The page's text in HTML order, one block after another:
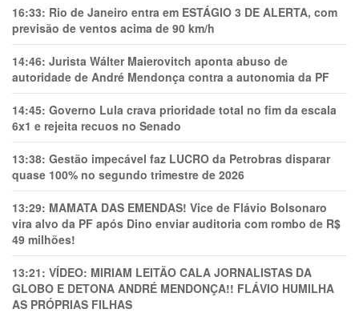
16:33: Rio de Janeiro entra em ESTÁGIO 3 DE ALERTA, com
previsão de ventos acima de 90 km/h
14:46: Jurista Wálter Maierovitch aponta abuso de
autoridade de André Mendonça contra a autonomia da PF
14:45: Governo Lula crava prioridade total no fim da escala
6x1 e rejeita recuos no Senado
13:38: Gestão impecável faz LUCRO da Petrobras disparar
quase 100% no segundo trimestre de 2026
13:29: MAMATA DAS EMENDAS! Vice de Flávio Bolsonaro
vira alvo da PF após Dino enviar auditoria com rombo de R$
49 milhões!
13:21: VÍDEO: MIRIAM LEITÃO CALA JORNALISTAS DA
GLOBO E DETONA ANDRÉ MENDONÇA!! FLÁVIO HUMILHA
AS PRÓPRIAS FILHAS